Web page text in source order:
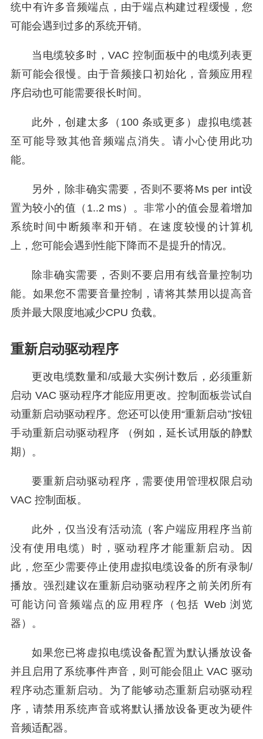
统中有许多音频端点，由于端点构建过程缓慢，您
可能会遇到过多的系统开销。
当电缆较多时，VAC 控制面板中的电缆列表更
新可能会很慢。由于音频接口初始化，音频应用程
序启动也可能需要很长时间。
此外，创建太多（100 条或更多）虚拟电缆甚
至可能导致其他音频端点消失。请小心使用此功
能。
另外，除非确实需要，否则不要将Ms per int设
置为较小的值（1..2 ms）。非常小的值会显着增加
系统时间中断频率和开销。在速度较慢的计算机
上，您可能会遇到性能下降而不是提升的情况。
除非确实需要，否则不要启用有线音量控制功
能。如果您不需要音量控制，请将其禁用以提高音
质并最大限度地减少CPU 负载。
重新启动驱动程序
更改电缆数量和/或最大实例计数后，必须重新
启动 VAC 驱动程序才能应用更改。控制面板尝试自
动重新启动驱动程序。您还可以使用“重新启动”按钮
手动重新启动驱动程序 （例如，延长试用版的静默
期）。
要重新启动驱动程序，需要使用管理权限启动
VAC 控制面板。
此外，仅当没有活动流（客户端应用程序当前
没有使用电缆）时，驱动程序才能重新启动。因
此，您至少需要停止使用虚拟电缆设备的所有录制/
播放。强烈建议在重新启动驱动程序之前关闭所有
可能访问音频端点的应用程序（包括 Web 浏览
器）。
如果您已将虚拟电缆设备配置为默认播放设备
并且启用了系统事件声音，则可能会阻止 VAC 驱动
程序动态重新启动。为了能够动态重新启动驱动程
序，请禁用系统声音或将默认播放设备更改为硬件
音频适配器。